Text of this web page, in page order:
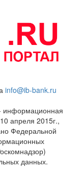
info@ib-bank.ru
информационная
апреля 2015г.,
Федеральной
данных.